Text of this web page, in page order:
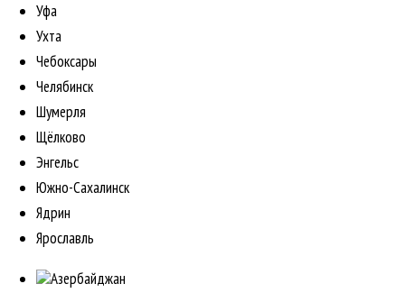
Уфа
Ухта
Чебоксары
Челябинск
Шумерля
Щёлково
Энгельс
Южно-Сахалинск
Ядрин
Ярославль
Азербайджан